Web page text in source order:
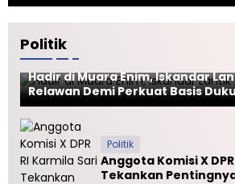
Politik
Politik
Hadir di Muara Enim, Iskandar
Relawan Demi Perkuat Basis
Politik
Anggota Komisi X
Tekankan